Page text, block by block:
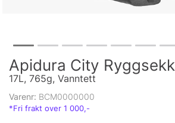
Apidura City Ryggsekk
17L, 765g, Vanntett
Varenr: BCM0000000